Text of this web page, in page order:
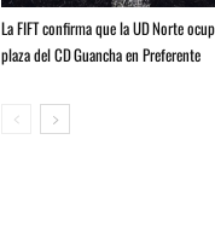
La FIFT confirma que la UD Norte
plaza del CD Guancha en Preferente